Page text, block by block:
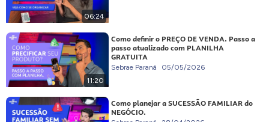
06:24
11:20
Como definir o PREÇO DE VENDA. Passo a
passo atualizado com PLANILHA
GRATUITA
Sebrae Paraná 05/05/2026
Como planejar a SUCESSÃO FAMILIAR do
NEGÓCIO.